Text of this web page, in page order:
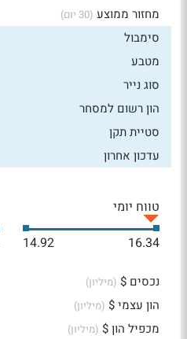
מחזור ממוצע (30 יום)
סימבול
מטבע
סוג נייר
הון רשום למסחר
סטיית תקן
עדכון אחרון
טווח יומי
16.34
14.92
נכסים $ (מיליון)
הון עצמי $ (מיליון)
מכפיל הון $ (מיליון)